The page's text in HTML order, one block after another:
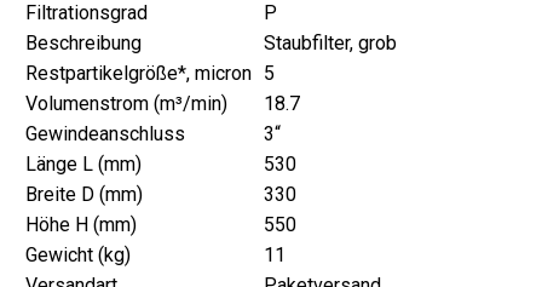
Filtrationsgrad
P
Beschreibung
Staubfilter, grob
Restpartikelgröße*, micron 5
Volumenstrom (m³/min)
18.7
Gewindeanschluss
3“
Länge L (mm)
530
Breite D (mm)
330
Höhe H (mm)
550
Gewicht (kg)
11